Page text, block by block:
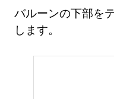
バルーンの下部を
します。